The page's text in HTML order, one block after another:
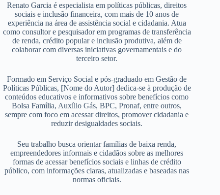
Renato Garcia é especialista em políticas públicas, direitos
sociais e inclusão financeira, com mais de 10 anos de
experiência na área de assistência social e cidadania. Atua
como consultor e pesquisador em programas de transferência
de renda, crédito popular e inclusão produtiva, além de
colaborar com diversas iniciativas governamentais e do
terceiro setor.
Formado em Serviço Social e pós-graduado em Gestão de
Políticas Públicas, [Nome do Autor] dedica-se à produção de
conteúdos educativos e informativos sobre benefícios como
Bolsa Família, Auxílio Gás, BPC, Pronaf, entre outros,
sempre com foco em acessar direitos, promover cidadania e
reduzir desigualdades sociais.
Seu trabalho busca orientar famílias de baixa renda,
empreendedores informais e cidadãos sobre as melhores
formas de acessar benefícios sociais e linhas de crédito
público, com informações claras, atualizadas e baseadas nas
normas oficiais.